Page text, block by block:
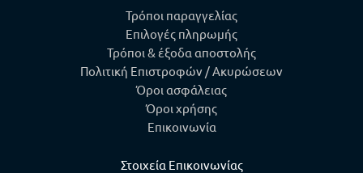
Τρόποι παραγγελίας
Επιλογές πληρωμής
Τρόποι & έξοδα αποστολής
Πολιτική Επιστροφών / Ακυρώσεων
Όροι ασφάλειας
Όροι χρήσης
Επικοινωνία
Στοιχεία Επικοινωνίας